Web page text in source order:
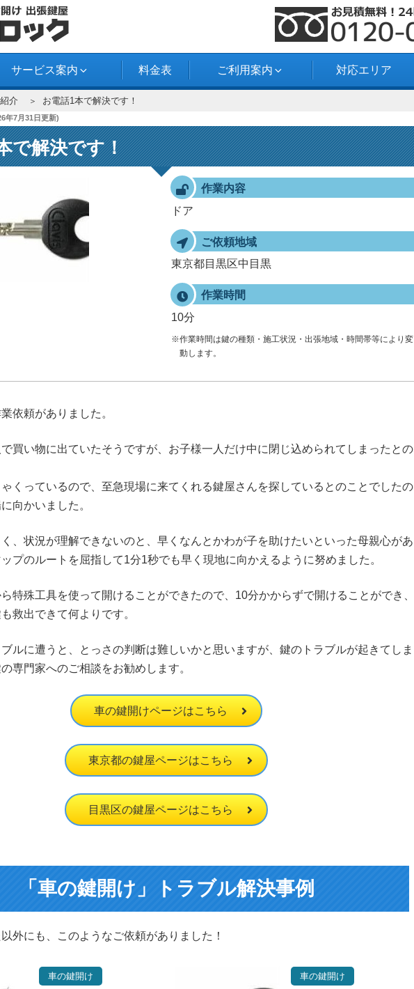
ク
サービス案内 料金表 ご利用案内 対応エリア
介 お電話1本で解決です！
年7月31日更新)
で解決です！
作業内容
ドア
ご依頼地域
東京都目黒区中目黒
作業時間
10分
※作業時間は鍵の種類・施工状況・出張地域・時間帯等により変
動します。
依頼がありました。
買い物に出ていたそうですが、お子様一人だけ中に閉じ込められてしまったとの
くっているので、至急現場に来てくれる鍵屋さんを探しているとのことでしたの
向かいました。
、状況が理解できないのと、早くなんとかわが子を助けたいといった母親心があ
プのルートを屈指して1分1秒でも早く現地に向かえるように努めました。
特殊工具を使って開けることができたので、10分かからずで開けることができ、
救出できて何よりです。
ルに遭うと、とっさの判断は難しいかと思いますが、鍵のトラブルが起きてしま
専門家へのご相談をお勧めします。
車の鍵開けページはこちら
東京都の鍵屋ページはこちら
目黒区の鍵屋ページはこちら
「車の鍵開け」トラブル解決事例
外にも、このようなご依頼がありました！
車の鍵開け
車の鍵開け